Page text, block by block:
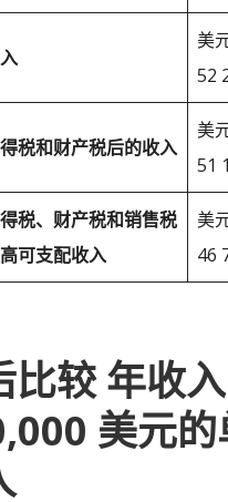
美
52
税和财产税后的收入
美
51
税、财产税和销售税
可支配收入
美
46
比较 年收入
美元的